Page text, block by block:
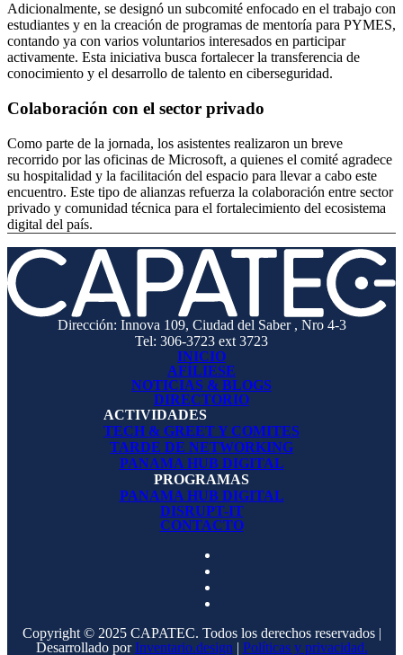
Adicionalmente, se designó un subcomité enfocado en el trabajo con
estudiantes y en la creación de programas de mentoría para PYMES,
contando ya con varios voluntarios interesados en participar
activamente. Esta iniciativa busca fortalecer la transferencia de
conocimiento y el desarrollo de talento en ciberseguridad.
Colaboración con el sector privado
Como parte de la jornada, los asistentes realizaron un breve
recorrido por las oficinas de Microsoft, a quienes el comité agradece
su hospitalidad y la facilitación del espacio para llevar a cabo este
encuentro. Este tipo de alianzas refuerza la colaboración entre sector
privado y comunidad técnica para el fortalecimiento del ecosistema
digital del país.
Dirección: Innova 109, Ciudad del Saber , Nro 4-3
Tel: 306-3723 ext 3723
INICIO
AFÍLIESE
NOTICIAS & BLOGS
DIRECTORIO
ACTIVIDADES
TECH & GREET Y COMITES
TARDE DE NETWORKING
PANAMA HUB DIGITAL
PROGRAMAS
PANAMA HUB DIGITAL
DISRUPT-IT
CONTACTO
Copyright © 2025 CAPATEC. Todos los derechos reservados |
Desarrollado porInventario.design | Políticas y privacidad.